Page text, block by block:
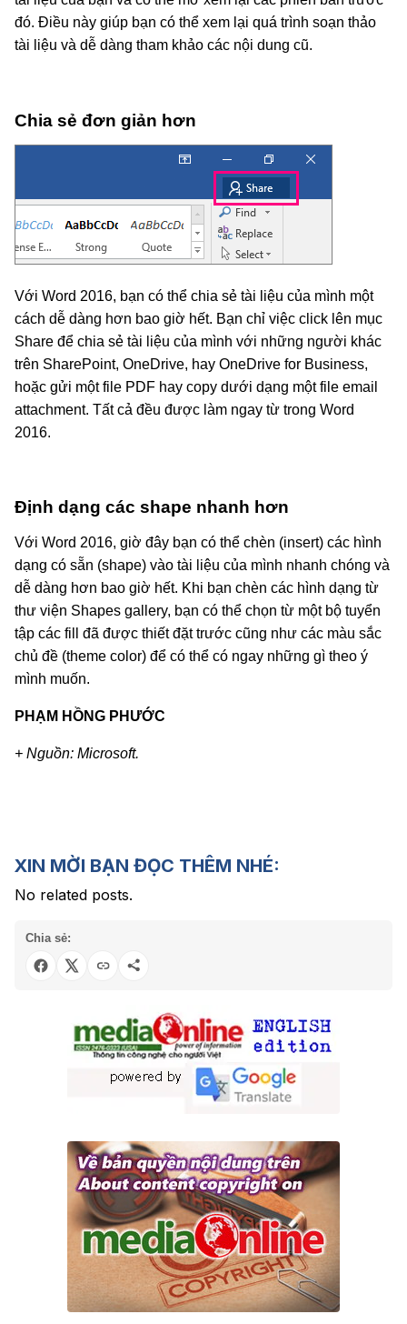
đó. Điều này giúp bạn có thể xem lại quá trình soạn thảo
tài liệu và dễ dàng tham khảo các nội dung cũ.
Chia sẻ đơn giản hơn
Với Word 2016, bạn có thể chia sẻ tài liệu của mình một
cách dễ dàng hơn bao giờ hết. Bạn chỉ việc click lên mục
Share để chia sẻ tài liệu của mình với những người khác
trên SharePoint, OneDrive, hay OneDrive for Business,
hoặc gửi một file PDF hay copy dưới dạng một file email
attachment. Tất cả đều được làm ngay từ trong Word
2016.
Định dạng các shape nhanh hơn
Với Word 2016, giờ đây bạn có thể chèn (insert) các hình
dạng có sẵn (shape) vào tài liệu của mình nhanh chóng và
dễ dàng hơn bao giờ hết. Khi bạn chèn các hình dạng từ
thư viện Shapes gallery, bạn có thể chọn từ một bộ tuyển
tập các fill đã được thiết đặt trước cũng như các màu sắc
chủ đề (theme color) để có thể có ngay những gì theo ý
mình muốn.
PHẠM HỒNG PHƯỚC
+ Nguồn: Microsoft.
XIN MỜI BẠN ĐỌC THÊM NHÉ:
No related posts.
Chia sẻ: